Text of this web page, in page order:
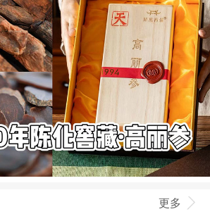
更多